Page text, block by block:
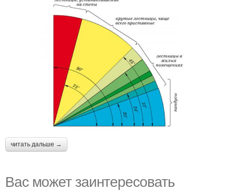
читать дальше →
Вас может заинтересовать